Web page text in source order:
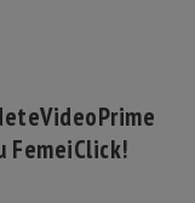
VideoPrime
FemeiClick!